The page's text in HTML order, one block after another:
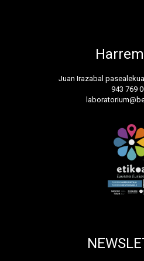
Juan Irazabal
943 769